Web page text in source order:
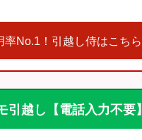
率No.1！引越し侍はこちら
引越し【電話入力不要】